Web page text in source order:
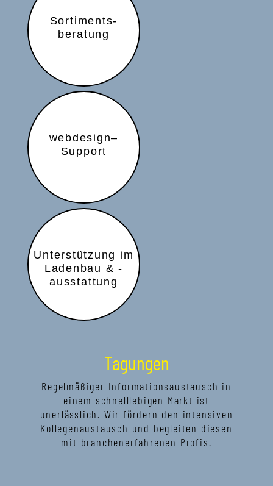
Sortiments-
beratung
webdesign–
Support
Unterstützung im
Ladenbau & -
ausstattung
Tagungen
Regelmäßiger Informationsaustausch in
einem schnelllebigen Markt ist
unerlässlich. Wir fördern den intensiven
Kollegenaustausch und begleiten diesen
mit branchenerfahrenen Profis.